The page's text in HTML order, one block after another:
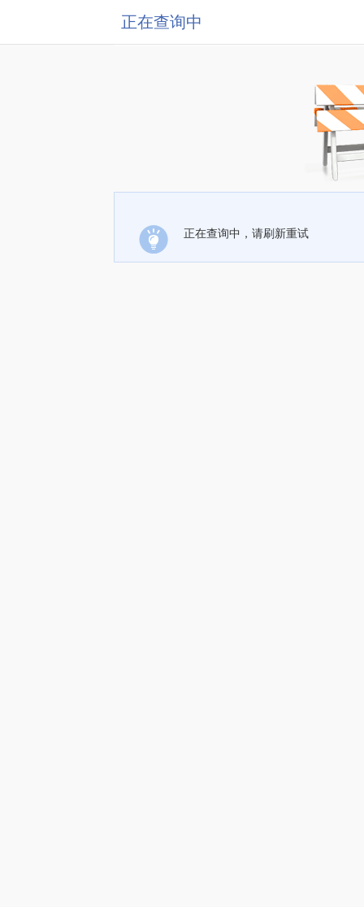
正在查询中
正在查询中，请刷新重试